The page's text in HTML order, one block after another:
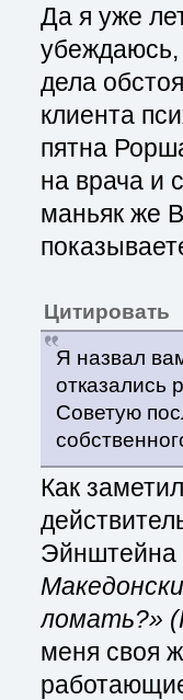
Да я уже
убеждаюсь,
дела
клиента
пятна
на врача и
маньяк же
Цитировать
Я назвал
отказались
Советую
Как
ломать?»
меня своя